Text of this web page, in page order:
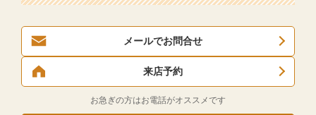
メールでお問合せ
来店予約
お急ぎの方はお電話がオススメです